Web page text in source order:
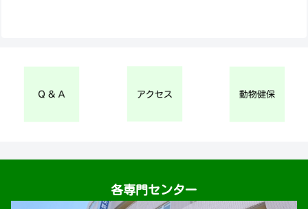
各専門センター